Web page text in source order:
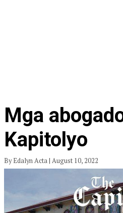
Mga
Kapitolyo
By Edalyn Acta | August 10, 2022